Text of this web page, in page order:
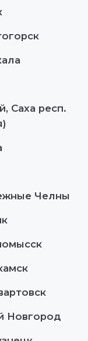
Саха респ.
Челны
Новгород